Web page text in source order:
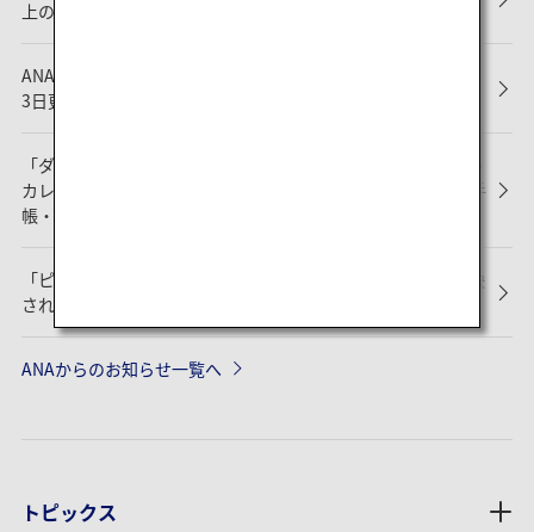
上の規約改定のお知らせ
ANAマイレージクラブ会員サービスの一部改定について（9月
3日更新）
「ダイヤモンドサービス」「プラチナサービス」ダイアリー・
カレンダーのプレゼントならびにスーパーフライヤーズ会員手
帳・カレンダーのサービス終了について
「ピカチュウジェットNH」・「イーブイジェットNH」で上映
される新しい機内安全ビデオについて
ANAからのお知らせ一覧へ
トピックス